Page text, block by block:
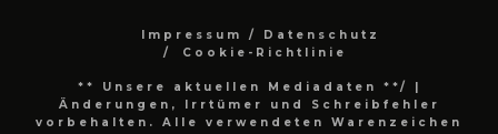
Impressum / Datenschutz
Cookie-Richtlinie
** Unsere aktuellen Mediadaten **/
Änderungen, Irrtümer und Schreibfehler
vorbehalten. Alle verwendeten Warenzeichen